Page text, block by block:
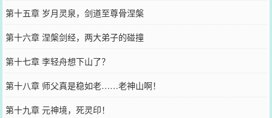
第十五章 岁月灵泉，剑道至尊骨涅槃
第十六章 涅槃剑经，两大弟子的碰撞
第十七章 李轻舟想下山了？
第十八章 师父真是稳如老……老神山啊！
第十九章 元神境，死灵印！